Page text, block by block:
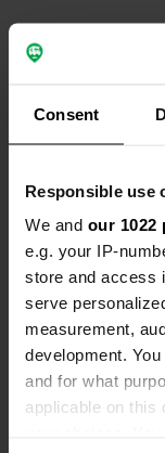
Consent
Responsible use
We and our 1022
e.g. your IP-
store and access
serve
measurement,
development.
and for what
applicable on this
Emplacement
10500,
Coordonnées
48° 23' 38"
Code du site
163255